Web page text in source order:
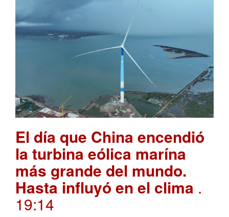
El día que China encendió
la turbina eólica marína
más grande del mundo.
Hasta influyó en el clima .
19:14